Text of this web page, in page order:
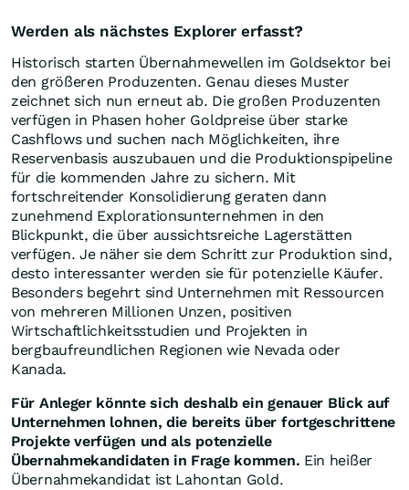
Werden als nächstes Explorer erfasst?
Historisch starten Übernahmewellen im Goldsektor bei
den größeren Produzenten. Genau dieses Muster
zeichnet sich nun erneut ab. Die großen Produzenten
verfügen in Phasen hoher Goldpreise über starke
Cashflows und suchen nach Möglichkeiten, ihre
Reservenbasis auszubauen und die Produktionspipeline
für die kommenden Jahre zu sichern. Mit
fortschreitender Konsolidierung geraten dann
zunehmend Explorationsunternehmen in den
Blickpunkt, die über aussichtsreiche Lagerstätten
verfügen. Je näher sie dem Schritt zur Produktion sind,
desto interessanter werden sie für potenzielle Käufer.
Besonders begehrt sind Unternehmen mit Ressourcen
von mehreren Millionen Unzen, positiven
Wirtschaftlichkeitsstudien und Projekten in
bergbaufreundlichen Regionen wie Nevada oder
Kanada.
Für Anleger könnte sich deshalb ein genauer Blick auf
Unternehmen lohnen, die bereits über fortgeschrittene
Projekte verfügen und als potenzielle
Übernahmekandidaten in Frage kommen. Ein heißer
Übernahmekandidat ist Lahontan Gold.